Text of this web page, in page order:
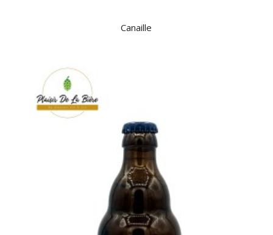
Canaille